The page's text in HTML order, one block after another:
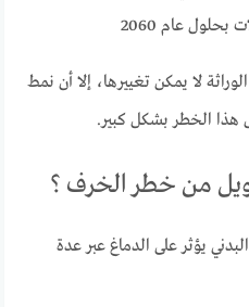
عام 2060
لا يمكن تغييرها، إلا أن نمط
هذا الخطر بشكل كبير.
من خطر الخرف ؟
يؤثر على الدماغ عبر عدة